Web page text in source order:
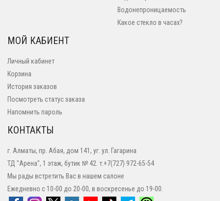
Водонепроницаемость
Какое стекло в часах?
МОЙ КАБИЕНТ
Личный кабинет
Корзина
История заказов
Посмотреть статус заказа
Напомнить пароль
КОНТАКТЫ
г. Алматы, пр. Абая, дом 141, уг. ул. Гагарина
ТД "Арена", 1 этаж, бутик № 42. т.+7(727) 972-65-54
Мы рады встретить Вас в нашем салоне
Ежедневно с 10-00 до 20-00, в воскресенье до 19-00.